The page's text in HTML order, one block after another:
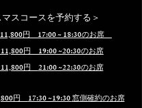
スコースを予約する＞
円 17:00 ~ 18:30のお席
11,800円19:00 ~20:30のお席
11,800円21:00 ~22:30のお席
円17:30 ~19:30窓側確約のお席